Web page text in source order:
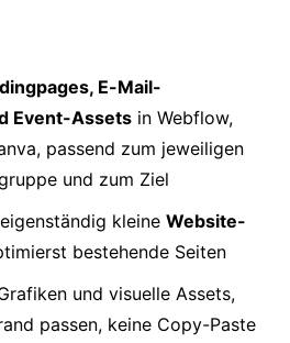
E-Mail-
Event-Assets in Webflow,
passend zum jeweiligen
und zum Ziel
kleine Website-
bestehende Seiten
und visuelle Assets,
passen, keine Copy-Paste